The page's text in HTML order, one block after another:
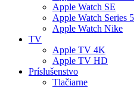
Apple Watch SE
Apple Watch Series 5
Apple Watch Nike
TV
Apple TV 4K
Apple TV HD
Príslušenstvo
Tlačiarne